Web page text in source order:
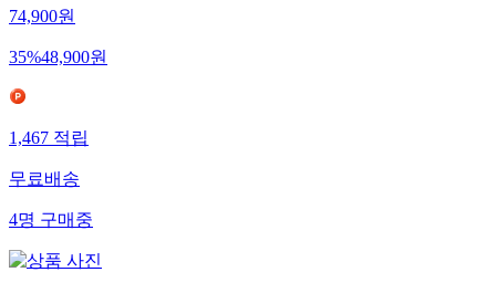
74,900원
35%48,900원
1,467적립
무료배송
4명구매중